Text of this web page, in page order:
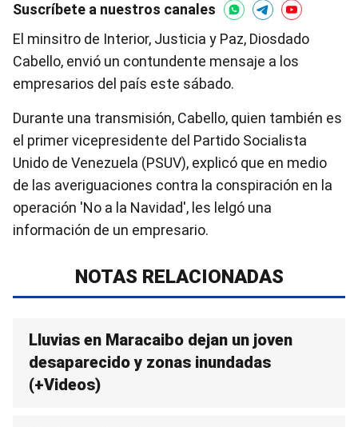
Suscríbete a nuestros canales
El minsitro de Interior, Justicia y Paz, Diosdado
Cabello, envió un contundente mensaje a los
empresarios del país este sábado.
Durante una transmisión, Cabello, quien también es
el primer vicepresidente del Partido Socialista
Unido de Venezuela (PSUV), explicó que en medio
de las averiguaciones contra la conspiración en la
operación 'No a la Navidad', les lelgó una
información de un empresario.
NOTAS RELACIONADAS
Lluvias en Maracaibo dejan un joven
desaparecido y zonas inundadas
(+Videos)